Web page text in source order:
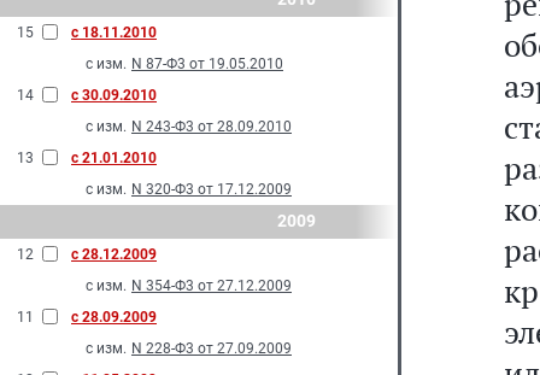
15
с 18.11.2010
с изм. N 87-Ф3 от 19.05.2010
14
с 30.09.2010
с изм. N 243-Ф3 от 28.09.2010
13
с 21.01.2010
с изм. N 320-Ф3 от 17.12.2009
2009
12
с 28.12.2009
с изм. N 354-Ф3 от 27.12.2009
11
с 28.09.2009
с изм. N 228-Ф3 от 27.09.2009